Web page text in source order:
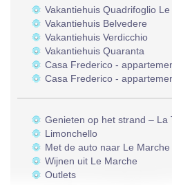
Vakantiehuis Quadrifoglio
Vakantiehuis Belvedere
Vakantiehuis Verdicchio
Vakantiehuis Quaranta
Casa Frederico -
Casa Frederico -
Genieten op het strand – La
Limonchello
Met de auto naar Le Marche
Wijnen uit Le Marche
Outlets